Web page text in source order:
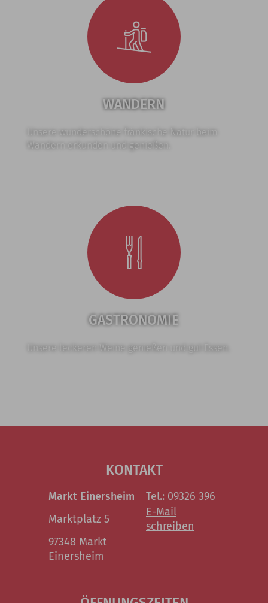
WANDERN
Unsere wunderschöne fränkische Natur beim
Wandern erkunden und genießen.
GASTRONOMIE
Unsere leckeren Weine genießen und gut Essen.
KONTAKT
Markt Einersheim
Tel.: 09326 396
Marktplatz 5
E-Mail
schreiben
97348 Markt
Einersheim